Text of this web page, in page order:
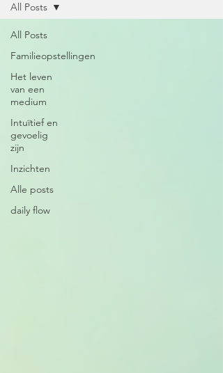
All Posts
Familieopstellingen
Het leven
van een
medium
Intuïtief en
gevoelig
zijn
Inzichten
Alle posts
daily flow
All Posts